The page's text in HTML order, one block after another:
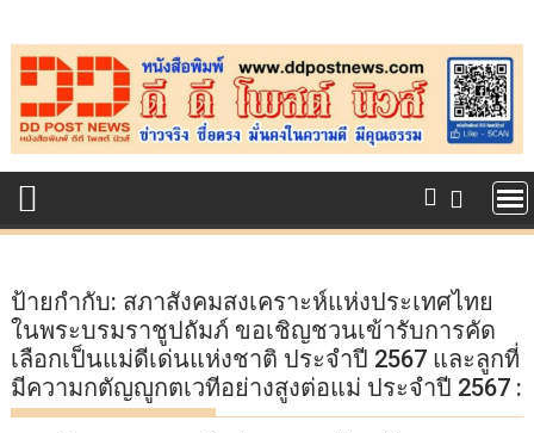
to
content
ป้ายกำกับ: สภาสังคม​สงเคราะห์​แห่ง​ประเทศไทย​
ในพระ​บรม​ราชูปถัมภ์​ ขอเชิญชวนเข้ารับการคัด
เลือกเป็นแม่ดีเด่น​แห่งชาติ​ ประจำปี​ 2567 และ​ลูกที่
มีความกตัญญู​กตเวที​อย่างสูง​ต่อ​แม่​ ประจำ​ปี​ 2567 ​: